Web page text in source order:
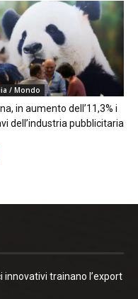
/ Mondo
in aumento dell’11,3% i
dell’industria pubblicitaria
innovativi trainano l’export